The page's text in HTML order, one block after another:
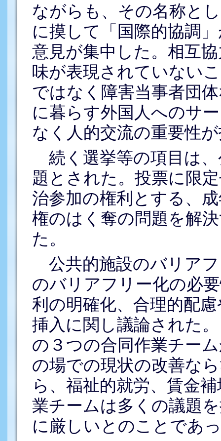
ながらも、その名称と
に摸して「国際的協調
意見が集中した。相互
味が表現されていない
ではなく障害当事者団
に暮らす外国人へのサ
なく人的交流の重要性
続く選挙等の項目は
題とされた。投票に限
治参加の権利とする、
権のはく奪の問題を解
た。
公共的施設のバリア
のバリアフリー化の必
利の明確化、合理的配
挿入に関し議論された
の３つの合同作業チー
の場での現状の改善な
ら、福祉的就労、賃金
業チームは多くの議題
に厳しいとのことであ